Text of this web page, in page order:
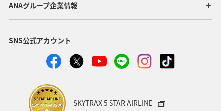
復路出発日および時間帯
日付を選択
ANAグループ企業情報
SNS公式アカウント
SKYTRAX 5 STAR AIRLINE